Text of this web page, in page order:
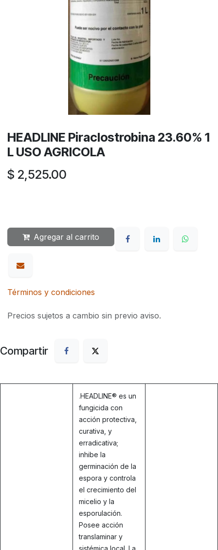
HEADLINE Piraclostrobina 23.60% 1
L USO AGRICOLA
$ 2,525.00
Agregar al carrito
Términos y condiciones
Precios sujetos a cambio sin previo aviso.
Compartir
.HEADLINE® es un
fungicida con
acción protectiva,
curativa, y
erradicativa;
inhibe la
germinación de la
espora y controla
el crecimiento del
micelio y la
esporulación.
Posee acción
translaminar y
sistémica local. La